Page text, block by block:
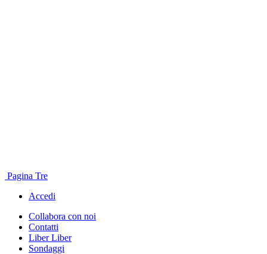
Pagina Tre
Accedi
Collabora con noi
Contatti
Liber Liber
Sondaggi